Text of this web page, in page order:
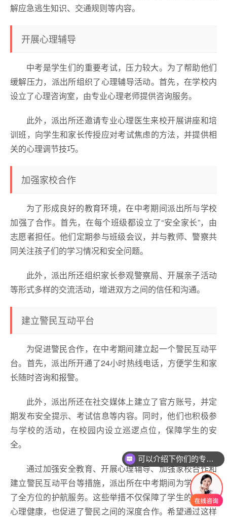
解应急逃生知识、交通规则等内容。
开展心理辅导
中考是学生们的重要考试，压力较大。为了帮助他们
缓解压力，派出所组织了心理辅导活动。首先，在学校内
设立了心理咨询室，由专业心理老师提供咨询服务。
此外，派出所还邀请专业心理医生来校开展讲座和培
训班，向学生和家长传授应对考试焦虑的方法，并提供相
关的心理调节技巧。
加强家校合作
为了形成良好的教育环境，在中考期间派出所与学校
加强了合作。首先，在每个班级都设立了“安全家长”，由
志愿者担任。他们定期参与班级会议，并与教师、警察共
同关注孩子们的学习情况和安全问题。
此外，派出所还组织家长参观警察局、开展亲子活动
等形式多样的交流活动，增进双方之间的信任和沟通。
建立警民互动平台
为促进警民合作，在中考期间建立起一个警民互动平
台。首先，派出所开通了24小时热线电话，方便学生和家
长随时咨询和报警。
此外，派出所还在社交媒体上建立了官方账号，并定
期发布安全提示、考试信息等内容。同时，他们也积极参
与学校的活动，在校园内设立巡逻点位，保障学生的安
全。
通过加强安全教育、开展心理辅导、加强家校合作和
建立警民互动平台等措施，派出所在中考期间为学生提供
了全方位的护航服务。这些举措不仅保障了学生的安全和
心理健康，也促进了警民之间的深度合作。希望通过这样
可以介绍下你们的专业吗？